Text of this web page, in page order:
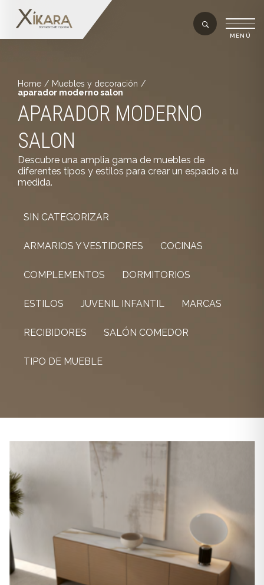
Home / Muebles y decoración /
aparador moderno salon
APARADOR MODERNO
SALON
Descubre una amplia gama de muebles de
diferentes tipos y estilos para crear un espacio a tu
medida.
SIN CATEGORIZAR
ARMARIOS Y VESTIDORES COCINAS
COMPLEMENTOS DORMITORIOS
ESTILOS JUVENIL INFANTIL MARCAS
RECIBIDORES SALÓN COMEDOR
TIPO DE MUEBLE